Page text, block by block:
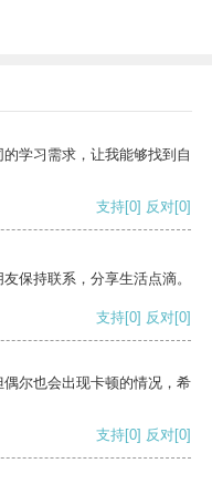
学习需求，让我能够找到自
支持[0] 反对[0]
保持联系，分享生活点滴。
支持[0] 反对[0]
尔也会出现卡顿的情况，希
支持[0] 反对[0]